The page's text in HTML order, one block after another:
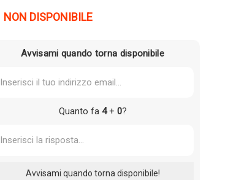
era:
NON DISPONIBILE
Avvisami quando torna disponibile
Quanto fa 4+ 0?